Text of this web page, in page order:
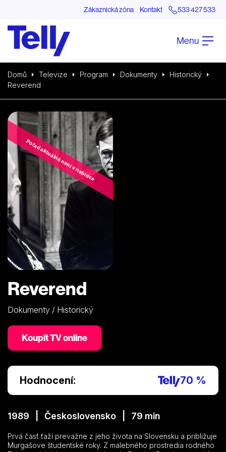
Zákaznická zóna Kontakt 533 427 533
Menu
Domů Televize Program Dokumenty
Historický
Reverend
Pořad aktuálně není v nabídce
Reverend
Dokumenty / Historický
Koupit TV online
Hodnocení: 70 %
1989 | Československo | 79 min
Prvá časť ťaží prevažne z jeho života na Slovensku a približuje
Murgašove študentské roky. Z malebného prostredia rodného